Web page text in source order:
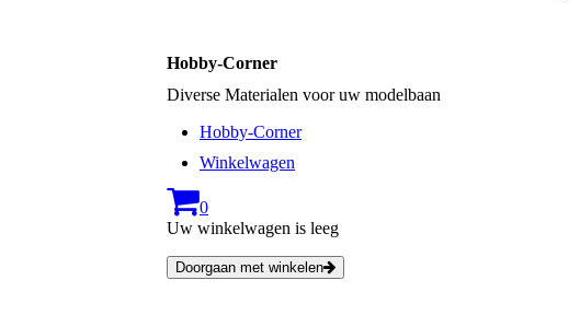
Hobby-Corner
Diverse Materialen voor uw modelbaan
Hobby-Corner
Winkelwagen
0
Uw winkelwagen is leeg
Doorgaan met winkelen